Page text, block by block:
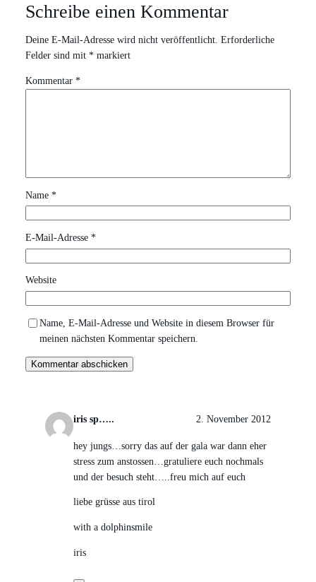
Schreibe einen Kommentar
Deine E-Mail-Adresse wird nicht veröffentlicht. Erforderliche
Felder sind mit * markiert
Kommentar *
Name *
E-Mail-Adresse *
Website
Name, E-Mail-Adresse und Website in diesem Browser für
meinen nächsten Kommentar speichern.
iris sp….. 2. November 2012
hey jungs…sorry das auf der gala war dann eher
stress zum anstossen…gratuliere euch nochmals
und der besuch steht…..freu mich auf euch
liebe grüsse aus tirol
with a dolphinsmile
iris